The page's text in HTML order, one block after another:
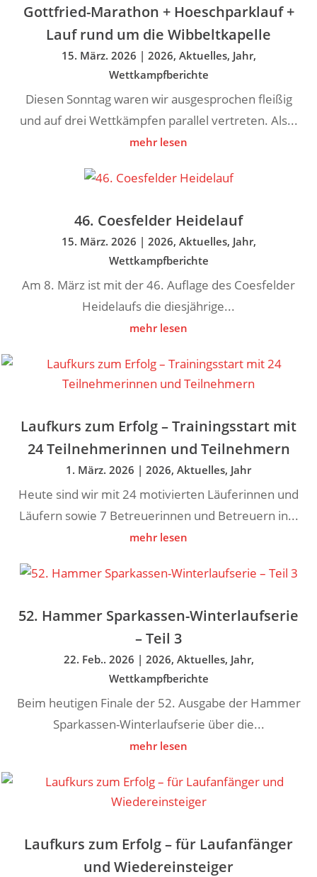
Gottfried-Marathon + Hoeschparklauf +
Lauf rund um die Wibbeltkapelle
15. März. 2026 | 2026, Aktuelles, Jahr,
Wettkampfberichte
Diesen Sonntag waren wir ausgesprochen fleißig
und auf drei Wettkämpfen parallel vertreten. Als...
mehr lesen
46. Coesfelder Heidelauf
15. März. 2026 | 2026, Aktuelles, Jahr,
Wettkampfberichte
Am 8. März ist mit der 46. Auflage des Coesfelder
Heidelaufs die diesjährige...
mehr lesen
Laufkurs zum Erfolg – Trainingsstart mit
24 Teilnehmerinnen und Teilnehmern
1. März. 2026 | 2026, Aktuelles, Jahr
Heute sind wir mit 24 motivierten Läuferinnen und
Läufern sowie 7 Betreuerinnen und Betreuern in...
mehr lesen
52. Hammer Sparkassen-Winterlaufserie
– Teil 3
22. Feb.. 2026 | 2026, Aktuelles, Jahr,
Wettkampfberichte
Beim heutigen Finale der 52. Ausgabe der Hammer
Sparkassen-Winterlaufserie über die...
mehr lesen
Laufkurs zum Erfolg – für Laufanfänger
und Wiedereinsteiger